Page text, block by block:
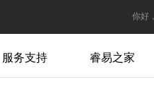
你好
服务支持 睿易之家